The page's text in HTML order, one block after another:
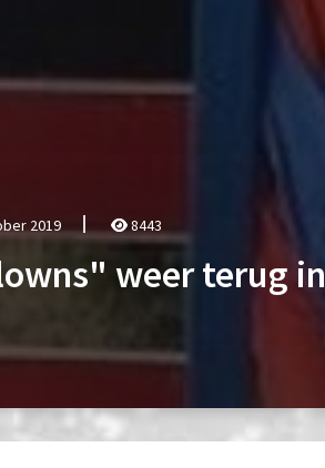
2019 8443
weer terug in